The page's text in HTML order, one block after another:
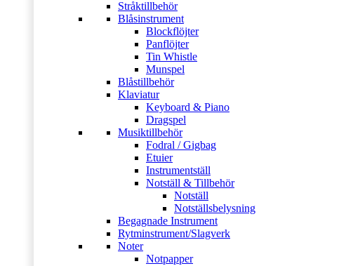
Stråktillbehör
Blåsinstrument
Blockflöjter
Panflöjter
Tin Whistle
Munspel
Blåstillbehör
Klaviatur
Keyboard & Piano
Dragspel
Musiktillbehör
Fodral / Gigbag
Etuier
Instrumentställ
Notställ & Tillbehör
Notställ
Notställsbelysning
Begagnade Instrument
Rytminstrument/Slagverk
Noter
Notpapper